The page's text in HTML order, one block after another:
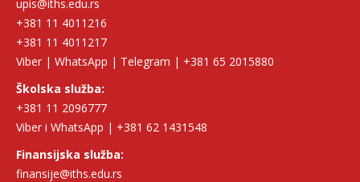
upis@iths.edu.rs
+381 11 4011216
+381 11 4011217
Viber | WhatsApp | Telegram | +381 65 2015880
Školska služba:
+381 11 2096777
Viber i WhatsApp | +381 62 1431548
Finansijska služba:
finansije@iths.edu.rs